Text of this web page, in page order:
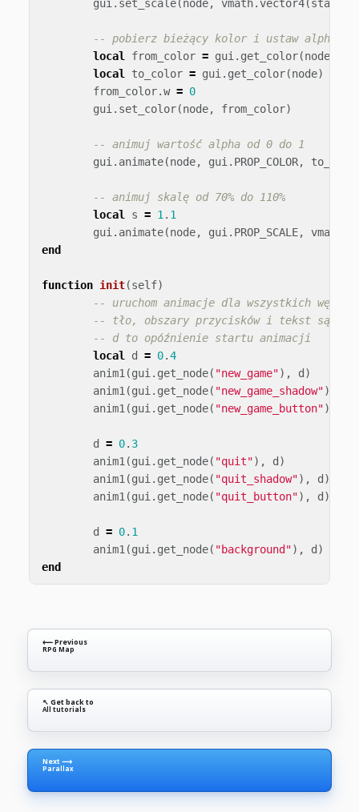
gui . set_scale( node, vmath.vector4(
-- pobierz bieżący kolor i ustaw alpha na
local
from_color = gui . get_color(node
local
to_color = gui . get_color(node)
from_color.w = 0
gui . set_color(node, from_color)
-- animuj wartość alpha od 0 do 1
gui . animate(node, gui . PROP_COLOR,
-- animuj skalę od 70% do 110%
local
s = 1 . 1
gui . animate(node, gui . PROP_SCALE, vmath
end
function init(self)
-- uruchom animacje dla wszystkich węzłów
-- tło, obszary przycisków i tekst są
-- d to opóźnienie startu animacji
local
d = 0.4
anim1 (gui . get_node( "new_game"), d )
anim1 (gui . get_node( "new_game_shadow"),
anim1 (gui . get_node( "new_game_button"),
d = 0. 3
anim1 (gui . get_node( "quit"), d )
anim1 (gui . get_node( "quit_shadow"), d )
anim1 (gui . get_node( "quit_button"), d )
d = 0. 1
anim1 (gui . get_node( "background"), d )
end
⟵ Previous
RPG Map
↖ Get back to
All tutorials
Next ⟶
Parallax